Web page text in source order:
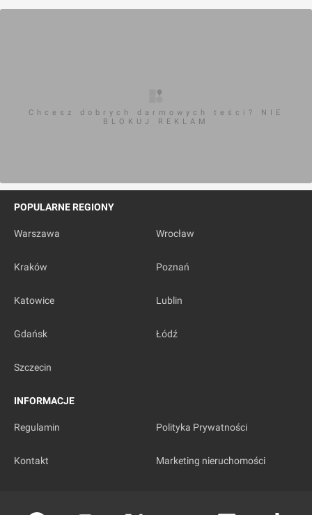
Chcesz dobrych darmowych teści? NIE
BLOKUJ REKLAM
POPULARNE REGIONY
Warszawa Wrocław
Kraków Poznań
Katowice Lublin
Gdańsk Łódź
Szczecin
INFORMACJE
Regulamin Polityka Prywatności
Kontakt Marketing nieruchomości